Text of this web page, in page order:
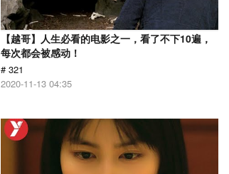
【越哥】人生必看的电影之一，看了不下10遍，
每次都会被感动！
# 321
2020-11-13 04:35